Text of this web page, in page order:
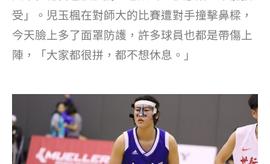
受」。児玉楓在對師大的比賽遭對手撞擊鼻樑，
今天臉上多了面罩防護，許多球員也都是帶傷上
陣，「大家都很拼，都不想休息。」